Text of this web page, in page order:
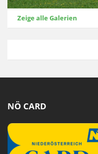
Zeige alle Galerien
NÖ CARD